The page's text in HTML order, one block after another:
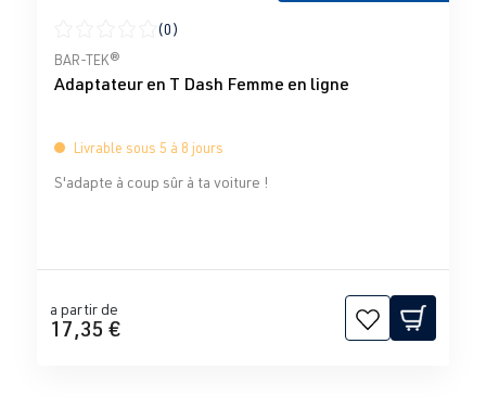
Note moyenne de 0 sur 5 étoiles
(0)
BAR-TEK®
Adaptateur en T Dash Femme en ligne
Livrable sous 5 à 8 jours
S'adapte à coup sûr à ta voiture !
a partir de
17,35 €